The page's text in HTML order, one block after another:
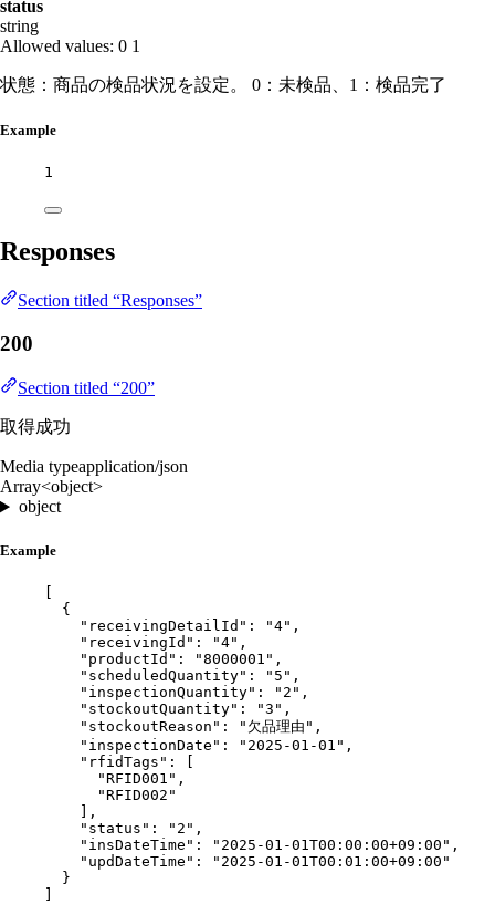
status
string
Allowed values: 0 1
状態：商品の検品状況を設定。 0：未検品、1：検品完了
Example
1
Responses
Section titled “Responses”
200
Section titled “200”
取得成功
Media typeapplication/json
Array<object>
object
Example
[
{
"receivingDetailId" : "4" ,
"receivingId" : "4" ,
"productId" : "8000001 " ,
"scheduledQuantity" : " 5 " ,
"inspectionQuantity" : " 2 " ,
"stockoutQuantity" : "3 " ,
"stockoutReason" : " 欠品理由 " ,
"inspectionDate" : " 2025-01-01 " ,
"rfidTags" : [
"RFID001 " ,
"RFID002 "
],
"status" : " 2 " ,
"insDateTime" : " 2025-01-01T00:00:00+09:00 " ,
"updDateTime" : " 2025-01-01T00:01:00+09:00 "
}
]